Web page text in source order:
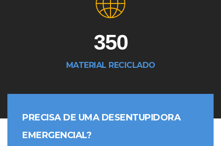
350
MATERIAL RECICLADO
PRECISA DE UMA DESENTUPIDORA
EMERGENCIAL?